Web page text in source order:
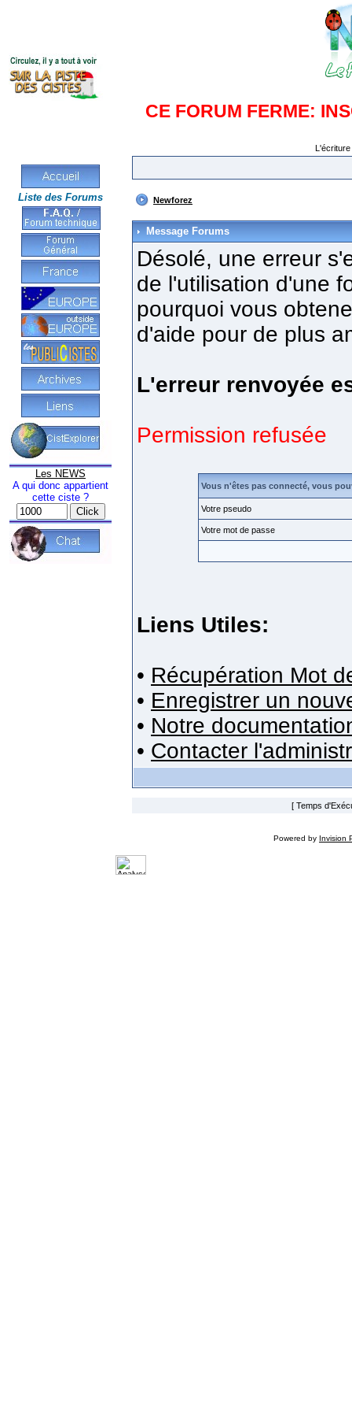
CE FORUM FERME:
Liste des Forums
Les NEWS
A qui donc appartient
cette ciste ?
Newforez
Message Forums
Désolé, une erreur
de l'utilisation d'une
pourquoi vous
d'aide pour de plus
L'erreur renvoyée
Permission refusée
Vous n'êtes pas connecté, vous
Votre pseudo
Votre mot de passe
Liens Utiles:
• Récupération Mot
• Enregistrer un
• Notre
• Contacter
[ Temps
Powered by Invision